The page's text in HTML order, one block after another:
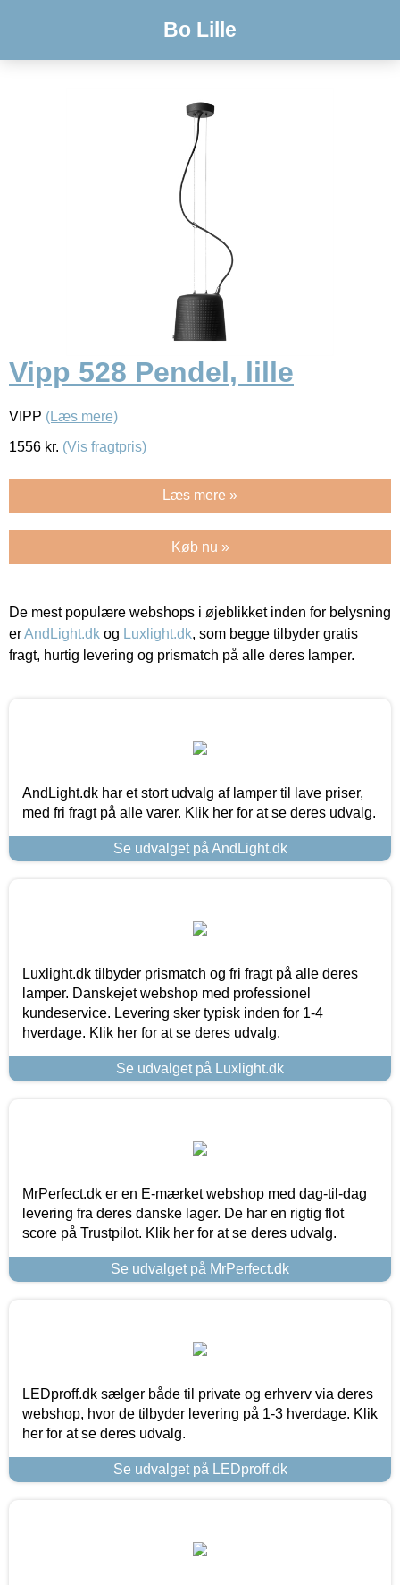
Bo Lille
Vipp 528 Pendel, lille
VIPP (Læs mere)
1556 kr. (Vis fragtpris)
Læs mere »
Køb nu »
De mest populære webshops i øjeblikket inden for belysning
erAndLight.dk og Luxlight.dk, som begge tilbyder gratis
fragt, hurtig levering og prismatch på alle deres lamper.
AndLight.dk har et stort udvalg af lamper til lave priser,
med fri fragt på alle varer. Klik her for at se deres udvalg.
Se udvalget på AndLight.dk
Luxlight.dk tilbyder prismatch og fri fragt på alle deres
lamper. Danskejet webshop med professionel
kundeservice. Levering sker typisk inden for 1-4
hverdage. Klik her for at se deres udvalg.
Se udvalget på Luxlight.dk
MrPerfect.dk er en E-mærket webshop med dag-til-dag
levering fra deres danske lager. De har en rigtig flot
score på Trustpilot. Klik her for at se deres udvalg.
Se udvalget på MrPerfect.dk
LEDproff.dk sælger både til private og erhverv via deres
webshop, hvor de tilbyder levering på 1-3 hverdage. Klik
her for at se deres udvalg.
Se udvalget på LEDproff.dk